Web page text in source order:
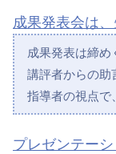
成果発表会は
成果発表は締め
講評者からの助
指導者の視点で
プレゼンテー